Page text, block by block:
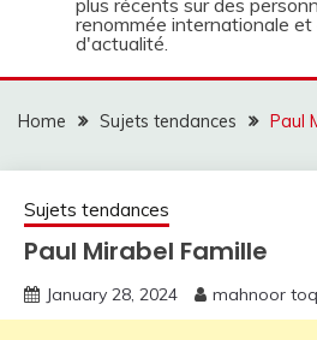
plus récents sur des
renommée internationale
d'actualité.
Home Sujets tendances Paul
Sujets tendances
Paul Mirabel Famille
January 28, 2024 mahnoor